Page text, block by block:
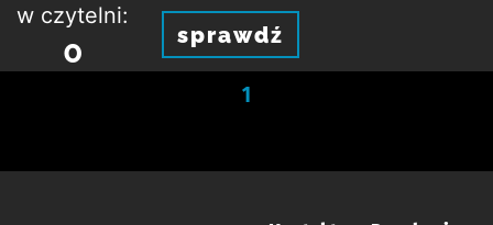
w czytelni:
0 sprawdź
1